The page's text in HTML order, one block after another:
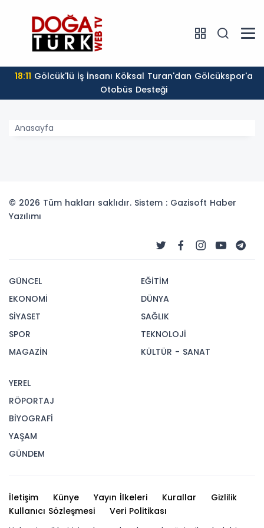
18:11Gölcük'lü İş İnsanı Köksal Turan'dan Gölcükspor'a
Otobüs Desteği
Anasayfa
© 2026 Tüm hakları saklıdır. Sistem : Gazisoft Haber
Yazılımı
GÜNCEL
EKONOMİ
SİYASET
SPOR
MAGAZİN
EĞİTİM
DÜNYA
SAĞLIK
TEKNOLOJİ
KÜLTÜR - SANAT
YEREL
RÖPORTAJ
BİYOGRAFİ
YAŞAM
GÜNDEM
İletişim Künye Yayın İlkeleri Kurallar
Gizlilik
Kullanıcı Sözleşmesi
Veri Politikası